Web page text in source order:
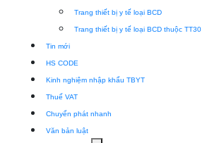
Thủ
tục
hàng
Trang thiết bị y tế loại BCD
Trang thiết bị y tế loại BCD thuộc TT30
Tin mới
HS CODE
Kinh nghiệm nhập khẩu TBYT
Thuế VAT
Chuyển phát nhanh
Văn bản luật